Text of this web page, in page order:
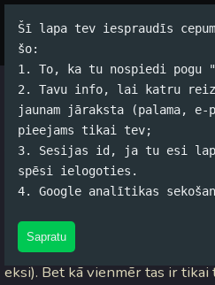
Šī lapa tev iespraudīs
šo:
1. To, ka tu nospiedi pogu
2. Tavu info, lai katru reizi
jaunam jāraksta (palama, e-
pieejams tikai tev;
3. Sesijas id, ja tu esi
spēsi ielogoties.
4. Google analītikas
Sapratu
Nu ta beidzot
Jānis Rubļevskis (koko) /
komentāri
veiksmīgākais bija tas, ka
atzīmju grāmatiņu ar vēl vienu
eksi). Bet kā vienmēr tas ir tikai